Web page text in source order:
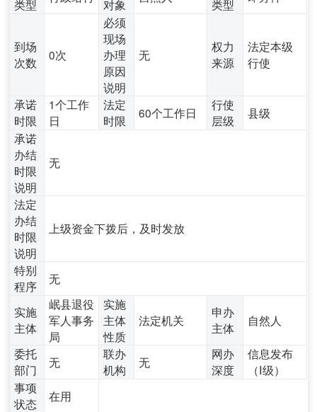
类型
对象
类型
到场
次数
0次
必须
现场
办理
原因
说明
无
权力
来源
法定本级
行使
承诺
时限
1个工作
日
法定
时限
60个工作日
行使
层级
县级
承诺
办结
时限
说明
无
法定
办结
时限
说明
上级资金下拨后，及时发放
特别
程序
无
实施
主体
岷县退役
军人事务
局
实施
主体
性质
法定机关
申办
主体
自然人
委托
部门
无
联办
机构
无
网办
深度
信息发布
（Ⅰ级）
事项
状态
在用